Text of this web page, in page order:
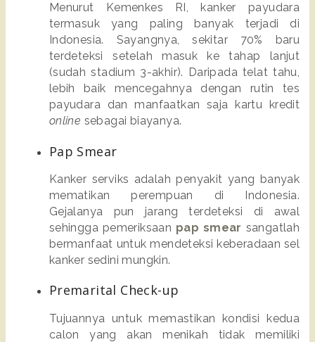
Menurut Kemenkes RI, kanker payudara
termasuk yang paling banyak terjadi di
Indonesia. Sayangnya, sekitar 70% baru
terdeteksi setelah masuk ke tahap lanjut
(sudah stadium 3-akhir). Daripada telat tahu,
lebih baik mencegahnya dengan rutin tes
online sebagai biayanya.
Pap Smear
Kanker serviks adalah penyakit yang banyak
mematikan perempuan di Indonesia.
Gejalanya pun jarang terdeteksi di awal
sehingga pemeriksaan pap smear sangatlah
bermanfaat untuk mendeteksi keberadaan sel
kanker sedini mungkin.
Premarital Check-up
Tujuannya untuk memastikan kondisi kedua
calon yang akan menikah tidak memiliki